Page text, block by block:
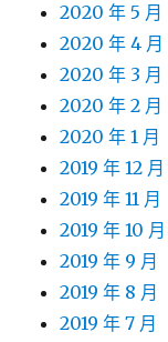
2020 年 5 月
2020 年 4 月
2020 年 3 月
2020 年 2 月
2020 年 1 月
2019 年 12 月
2019 年 11 月
2019 年 10 月
2019 年 9 月
2019 年 8 月
2019 年 7 月